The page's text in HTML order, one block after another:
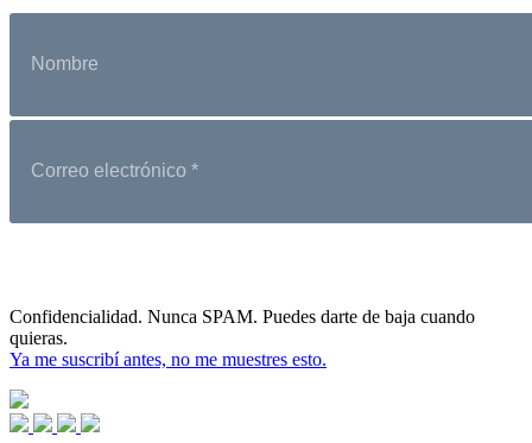
Confidencialidad. Nunca SPAM. Puedes darte de baja cuando
quieras.
Ya me suscribí antes, no me muestres esto.